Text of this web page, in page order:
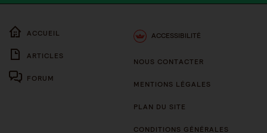
ACCUEIL
ARTICLES
FORUM
ACCESSIBILITÉ
NOUS CONTACTER
MENTIONS LÉGALES
PLAN DU SITE
CONDITIONS GÉNÉRALES